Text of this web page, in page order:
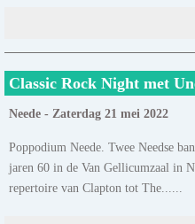
Classic Rock Night met
Neede - Zaterdag 21 mei 2022
Poppodium Neede. Twee Needse
jaren 60 in de Van Gellicumzaal in
repertoire van Clapton tot The......